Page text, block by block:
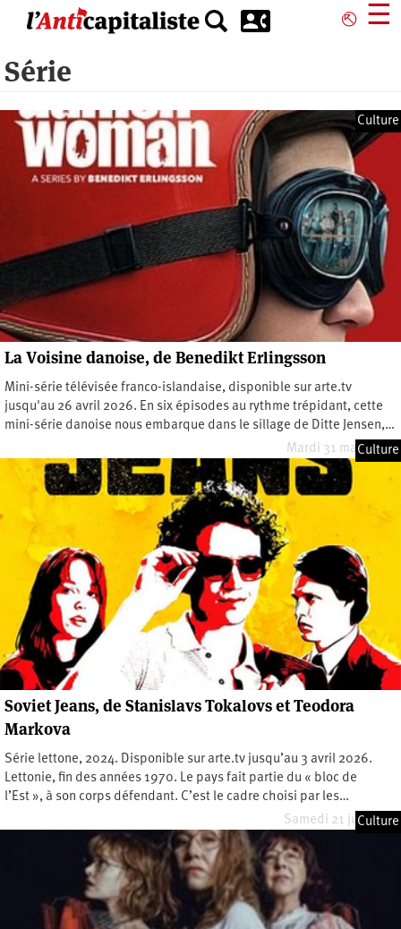
principal
⎋ ☰
Série
Culture
La Voisine danoise, de Benedikt Erlingsson
Mini-série télévisée franco-islandaise, disponible sur arte.tv
jusqu'au 26 avril 2026. En six épisodes au rythme trépidant, cette
mini-série danoise nous embarque dans le sillage de Ditte Jensen,…
Mardi 31 mars 2026
Culture
Soviet Jeans, de Stanislavs Tokalovs et Teodora
Markova
Série lettone, 2024. Disponible sur arte.tv jusqu’au 3 avril 2026.
Lettonie, fin des années 1970. Le pays fait partie du « bloc de
l’Est », à son corps défendant. C’est le cadre choisi par les…
Samedi 21 juin 2025
Culture